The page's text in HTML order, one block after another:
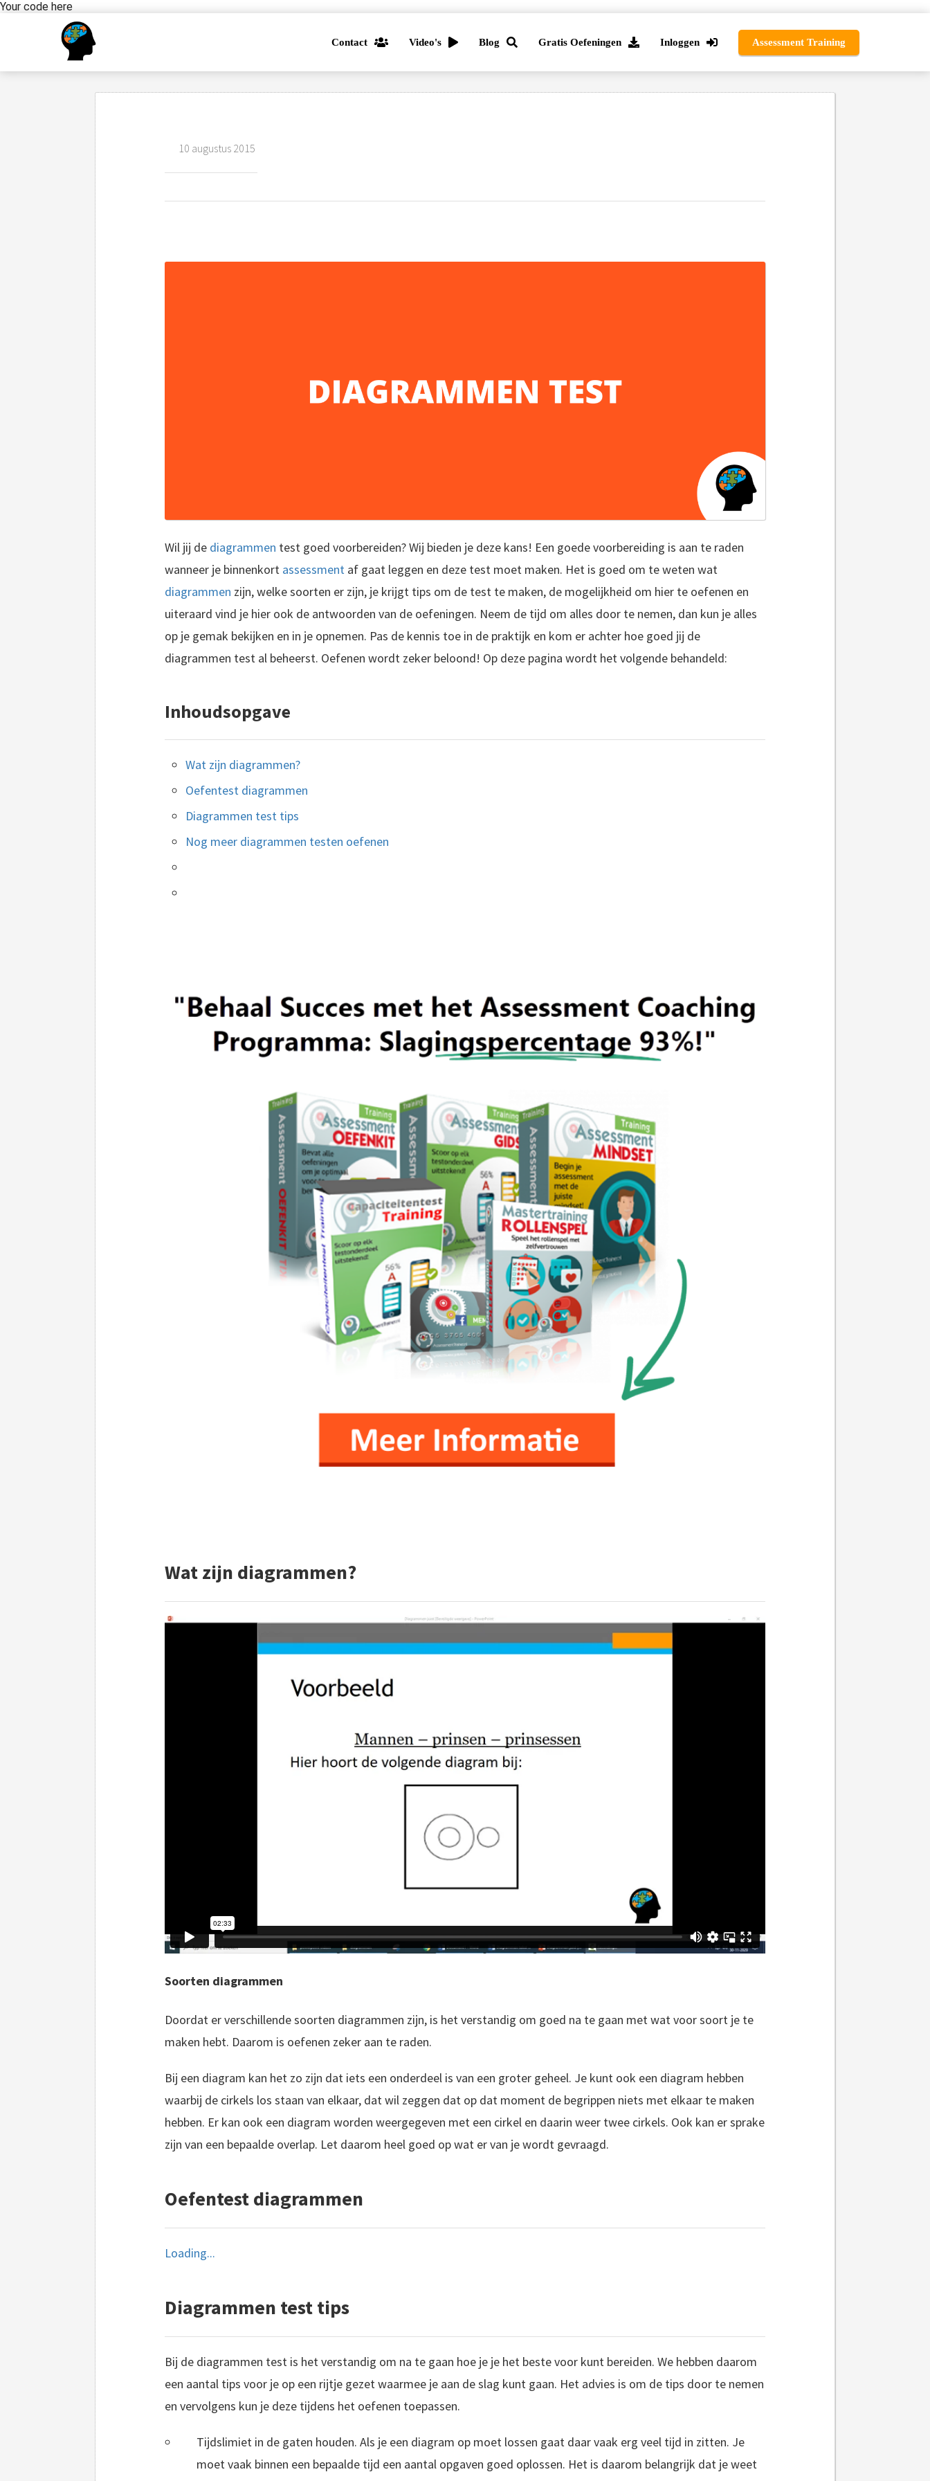
Your code here
Contact Video's Blog Gratis Oefeningen Inloggen Assessment Training
10 augustus 2015
Wil jij de diagrammen test goed voorbereiden? Wij bieden je deze kans! Een goede voorbereiding is aan te raden
wanneer je binnenkort assessment af gaat leggen en deze test moet maken. Het is goed om te weten wat
diagrammen zijn, welke soorten er zijn, je krijgt tips om de test te maken, de mogelijkheid om hier te oefenen en
uiteraard vind je hier ook de antwoorden van de oefeningen. Neem de tijd om alles door te nemen, dan kun je alles
op je gemak bekijken en in je opnemen. Pas de kennis toe in de praktijk en kom er achter hoe goed jij de
diagrammen test al beheerst. Oefenen wordt zeker beloond! Op deze pagina wordt het volgende behandeld:
Inhoudsopgave
Wat zijn diagrammen?
Oefentest diagrammen
Diagrammen test tips
Nog meer diagrammen testen oefenen
Wat zijn diagrammen?
Soorten diagrammen
Doordat er verschillende soorten diagrammen zijn, is het verstandig om goed na te gaan met wat voor soort je te
maken hebt. Daarom is oefenen zeker aan te raden.
Bij een diagram kan het zo zijn dat iets een onderdeel is van een groter geheel. Je kunt ook een diagram hebben
waarbij de cirkels los staan van elkaar, dat wil zeggen dat op dat moment de begrippen niets met elkaar te maken
hebben. Er kan ook een diagram worden weergegeven met een cirkel en daarin weer twee cirkels. Ook kan er sprake
zijn van een bepaalde overlap. Let daarom heel goed op wat er van je wordt gevraagd.
Oefentest diagrammen
Loading...
Diagrammen test tips
Bij de diagrammen test is het verstandig om na te gaan hoe je je het beste voor kunt bereiden. We hebben daarom
een aantal tips voor je op een rijtje gezet waarmee je aan de slag kunt gaan. Het advies is om de tips door te nemen
en vervolgens kun je deze tijdens het oefenen toepassen.
Tijdslimiet in de gaten houden. Als je een diagram op moet lossen gaat daar vaak erg veel tijd in zitten. Je
moet vaak binnen een bepaalde tijd een aantal opgaven goed oplossen. Het is daarom belangrijk dat je weet